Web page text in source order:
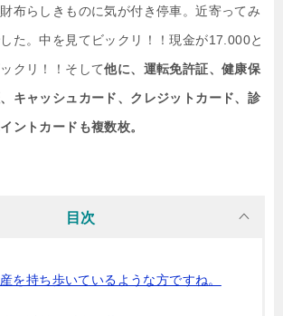
布らしきものに気が付き停車。近寄ってみ
た。中を見てビックリ！！現金が17.000と
クリ！！そして他に、運転免許証、健康保
キャッシュカード、クレジットカード、診
ントカードも複数枚。
目次
を持ち歩いているような方ですね。